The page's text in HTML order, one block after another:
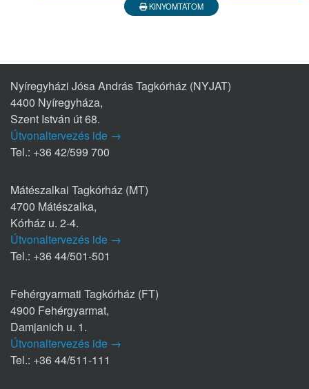
KINYOMTATOM
Nyíregyházi Jósa András Tagkórház (NYJAT)
4400 Nyíregyháza,
Szent István út 68.
Útvonaltervezés ide →
Tel.: +36 42/599 700
Mátészalkai Tagkórház (MT)
4700 Mátészalka,
Kórház u. 2-4.
Útvonaltervezés ide →
Tel.: +36 44/501-501
Fehérgyarmati Tagkórház (FT)
4900 Fehérgyarmat,
Damjanich u. 1.
Útvonaltervezés ide →
Tel.: +36 44/511-111